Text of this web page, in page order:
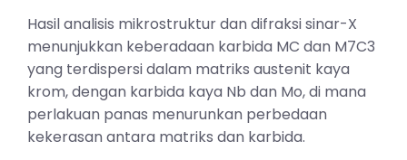
Hasil analisis mikrostruktur dan difraksi sinar-X
menunjukkan keberadaan karbida MC dan M7C3
yang terdispersi dalam matriks austenit kaya
krom, dengan karbida kaya Nb dan Mo, di mana
perlakuan panas menurunkan perbedaan
kekerasan antara matriks dan karbida.